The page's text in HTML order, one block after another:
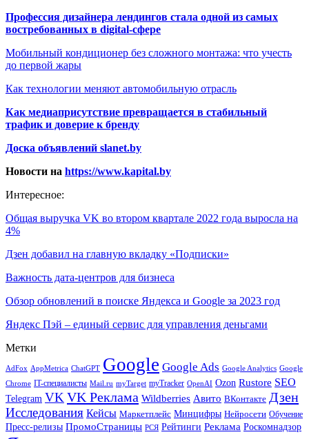
Профессия дизайнера лендингов стала одной из самых
востребованных в digital-сфере
Мобильный кондиционер без сложного монтажа: что учесть
до первой жары
Как технологии меняют автомобильную отрасль
Как медиаприсутствие превращается в стабильный
трафик и доверие к бренду
Доска объявлений slanet.by
Новости на https://www.kapital.by
Интересное:
Общая выручка VK во втором квартале 2022 года выросла на
4%
Дзен добавил на главную вкладку «Подписки»
Важность дата-центров для бизнеса
Обзор обновлений в поиске Яндекса и Google за 2023 год
Яндекс Пэй – единый сервис для управления деньгами
Метки
AdFox AppMetrica ChatGPT Google Google Ads Google Analytics Google
Chrome IT-специалисты Mail.ru myTarget myTracker OpenAI Ozon Rustore SEO
Telegram VK VK Реклама Wildberries Авито ВКонтакте Дзен
Исследования Кейсы Маркетплейс Минцифры Нейросети Обучение
Пресс-релизы ПромоСтраницы РСЯ Рейтинги Реклама Роскомнадзор